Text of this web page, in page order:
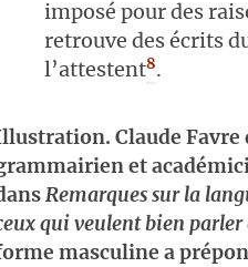
imposé pour des
retrouve des écrits
l’attestent8.
Claude Favre
et
Remarques sur la
qui veulent bien parler
masculine a